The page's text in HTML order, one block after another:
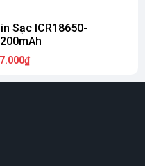
Sạc ICR18650-